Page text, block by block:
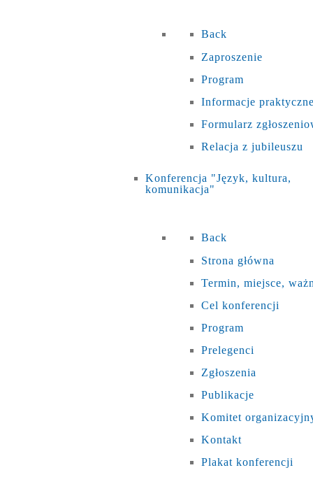
Back
Zaproszenie
Program
Informacje
Formularz
Relacja z jubileuszu
Konferencja "Język, kultura,
komunikacja"
Back
Strona główna
Termin, miejsce,
Cel konferencji
Program
Prelegenci
Zgłoszenia
Publikacje
Komitet
Kontakt
Plakat konferencji